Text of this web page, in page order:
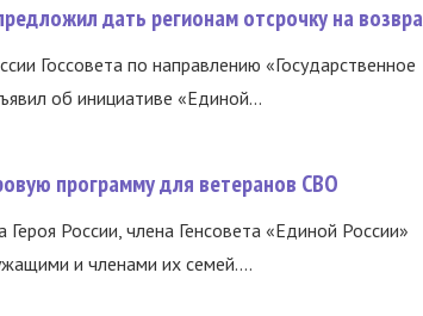
дать регионам отсрочку на возвра
Госсовета по направлению «Государственное
об инициативе «Единой...
программу для ветеранов СВО
России, члена Генсовета «Единой России»
и членами их семей....